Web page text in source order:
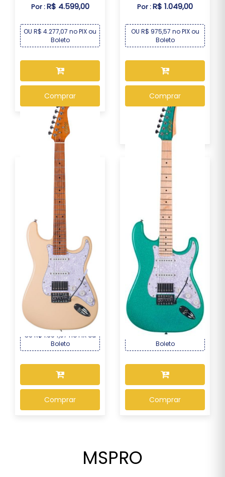
Por :R$ 4.599,00
OU R$ 4.277,07 no PIX ou
Boleto
Comprar
Por :R$ 1.049,00
OU R$ 975,57 no PIX ou
Boleto
Comprar
Guitarra Seizi Fun
Vintage Budokan HSS...
R$ 1.499,00
OU R$ 1.394,07 no PIX ou
Boleto
Comprar
Guitarra Seizi Fun Katana
Musashi HSS ...
R$ 1.339,00
OU R$ 1.245,27 no PIX ou
Boleto
Comprar
MSPRO